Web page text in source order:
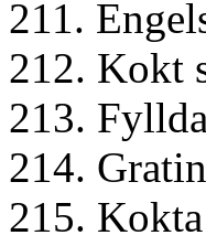
211.
212. Kokt
213.
214.
215.